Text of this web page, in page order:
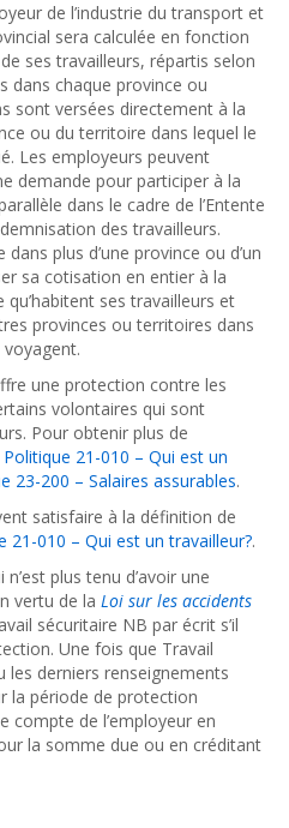
de l’industrie du transport et
sera calculée en fonction
ses travailleurs, répartis selon
dans chaque province ou
sont versées directement à la
ou du territoire dans lequel le
Les employeurs peuvent
demande pour participer à la
dans le cadre de l’Entente
des travailleurs.
plus d’une province ou d’un
sa cotisation en entier à la
ses travailleurs et
provinces ou territoires dans
une protection contre les
volontaires qui sont
Pour obtenir plus de
Politique 21-010 – Qui est un
23-200 – Salaires assurables.
satisfaire à la définition de
21-010 – Qui est un travailleur?.
plus tenu d’avoir une
vertu de la Loi sur les accidents
sécuritaire NB par écrit s’il
Une fois que Travail
les derniers renseignements
la période de protection
compte de l’employeur en
la somme due ou en créditant